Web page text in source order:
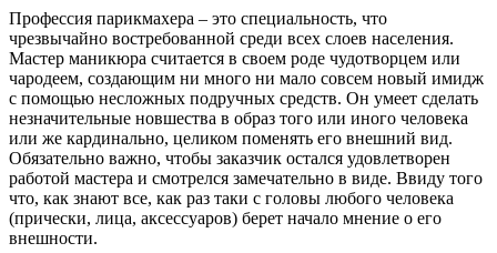
Профессия парикмахера – это специальность, что
чрезвычайно востребованной среди всех слоев населения.
Мастер маникюра считается в своем роде чудотворцем или
чародеем, создающим ни много ни мало совсем новый имидж
с помощью несложных подручных средств. Он умеет сделать
незначительные новшества в образ того или иного человека
или же кардинально, целиком поменять его внешний вид.
Обязательно важно, чтобы заказчик остался удовлетворен
работой мастера и смотрелся замечательно в виде. Ввиду того
что, как знают все, как раз таки с головы любого человека
(прически, лица, аксессуаров) берет начало мнение о его
внешности.